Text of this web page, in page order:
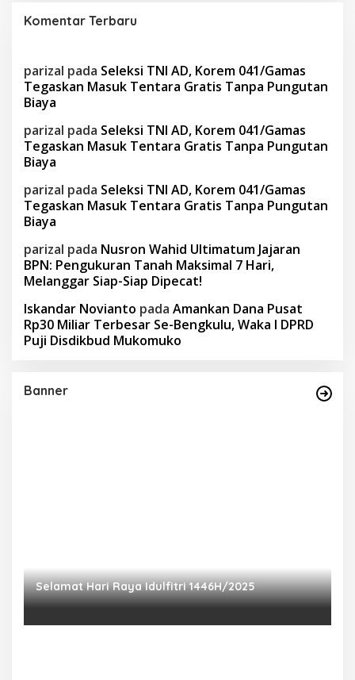
Komentar Terbaru
parizal pada Seleksi TNI AD, Korem 041/Gamas
Tegaskan Masuk Tentara Gratis Tanpa Pungutan
Biaya
parizal pada Seleksi TNI AD, Korem 041/Gamas
Tegaskan Masuk Tentara Gratis Tanpa Pungutan
Biaya
parizal pada Seleksi TNI AD, Korem 041/Gamas
Tegaskan Masuk Tentara Gratis Tanpa Pungutan
Biaya
parizal pada Nusron Wahid Ultimatum Jajaran
BPN: Pengukuran Tanah Maksimal 7 Hari,
Melanggar Siap-Siap Dipecat!
Iskandar Novianto pada Amankan Dana Pusat
Rp30 Miliar Terbesar Se-Bengkulu, Waka I DPRD
Puji Disdikbud Mukomuko
Banner
Selamat Hari Raya Idulfitri 1446H/2025